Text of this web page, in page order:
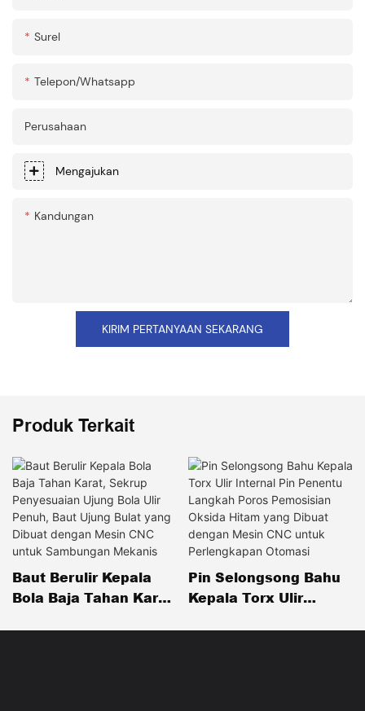
Surel
Telepon/whatsapp
Perusahaan
Mengajukan
Kandungan
KIRIM PERTANYAAN SEKARANG
Produk Terkait
Baut Berulir Kepala
Bola Baja Tahan Karat,
Pin Selongsong Bahu
Kepala Torx Ulir